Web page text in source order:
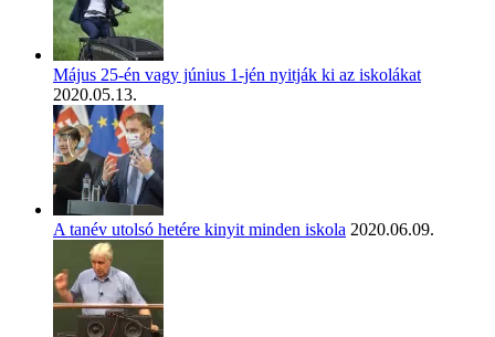
Május 25-én vagy június 1-jén nyitják ki az iskolákat
2020.05.13.
A tanév utolsó hetére kinyit minden iskola 2020.06.09.